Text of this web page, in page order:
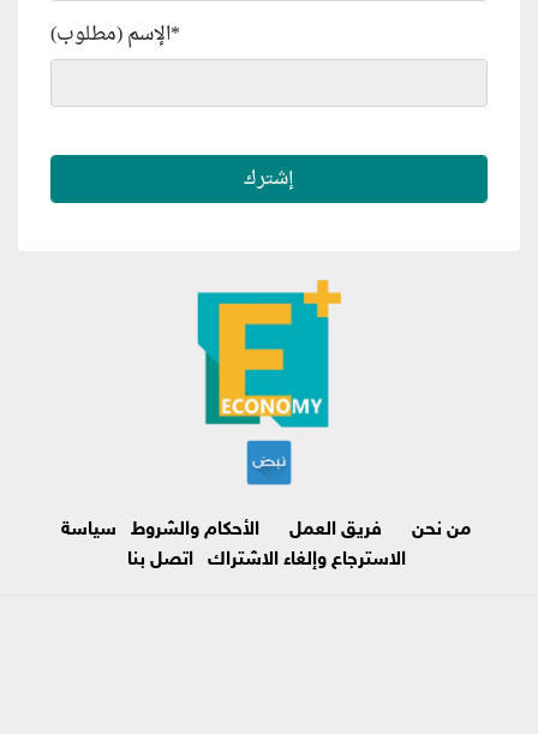
الإسم (مطلوب)*
من نحن فريق العمل الأحكام والشروط
سياسة
الاسترجاع وإلغاء الاشتراك
اتصل بنا